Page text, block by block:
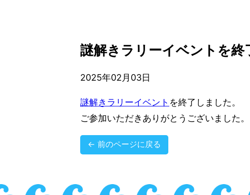
謎解きラリーイベントを終
2025年02月03日
謎解きラリーイベント を終了しました。
ご参加いただきありがとうございました。
← 前のページに戻る